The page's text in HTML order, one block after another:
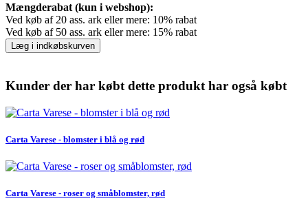
Mængderabat (kun i webshop):
Ved køb af 20 ass. ark eller mere: 10% rabat
Ved køb af 50 ass. ark eller mere: 15% rabat
Læg i indkøbskurven
Kunder der har købt dette produkt har også købt
Carta Varese - blomster i blå og rød
Carta Varese - roser og småblomster, rød